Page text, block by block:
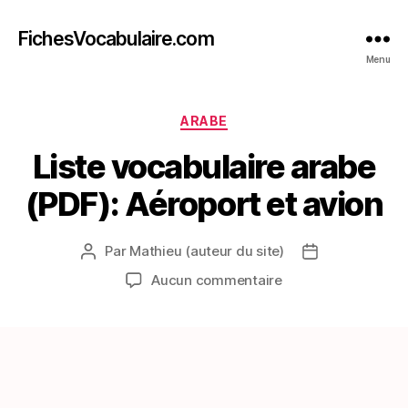
FichesVocabulaire.com
Menu
Catégories
ARABE
Liste vocabulaire arabe
(PDF): Aéroport et avion
Auteur
l’article
Par Mathieu (auteur du site)
Date
Aucun commentairesur